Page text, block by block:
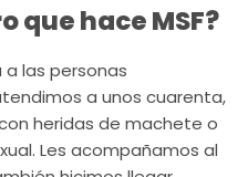
que hace MSF?
las personas
a unos cuarenta,
heridas de machete o
Les acompañamos al